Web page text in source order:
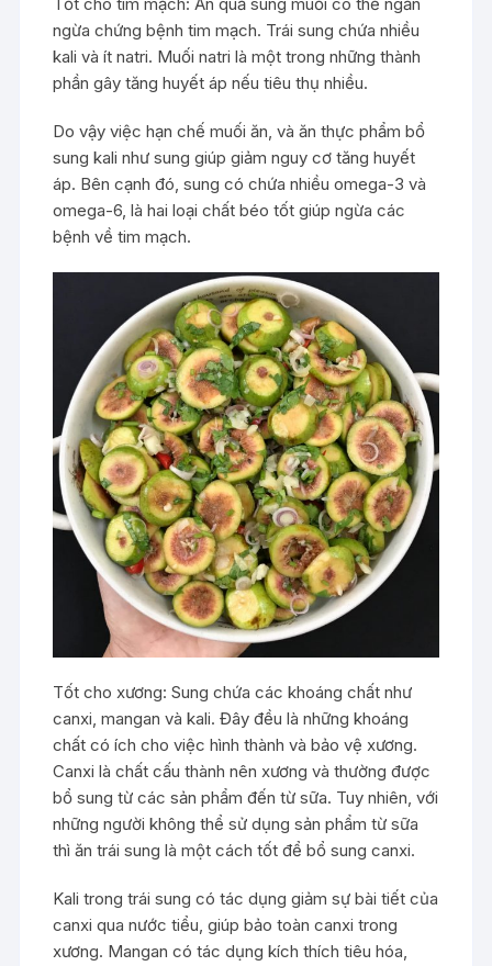
ngừa chứng bệnh tim mạch. Trái sung chứa nhiều
kali và ít natri. Muối natri là một trong những thành
phần gây tăng huyết áp nếu tiêu thụ nhiều.
Do vậy việc hạn chế muối ăn, và ăn thực phẩm bổ
sung kali như sung giúp giảm nguy cơ tăng huyết
áp. Bên cạnh đó, sung có chứa nhiều omega-3 và
omega-6, là hai loại chất béo tốt giúp ngừa các
bệnh về tim mạch.
Tốt cho xương: Sung chứa các khoáng chất như
canxi, mangan và kali. Đây đều là những khoáng
chất có ích cho việc hình thành và bảo vệ xương.
Canxi là chất cấu thành nên xương và thường được
bổ sung từ các sản phẩm đến từ sữa. Tuy nhiên, với
những người không thể sử dụng sản phẩm từ sữa
thì ăn trái sung là một cách tốt để bổ sung canxi.
Kali trong trái sung có tác dụng giảm sự bài tiết của
canxi qua nước tiểu, giúp bảo toàn canxi trong
xương. Mangan có tác dụng kích thích tiêu hóa,